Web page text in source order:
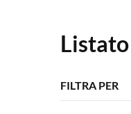
FILTRA PER